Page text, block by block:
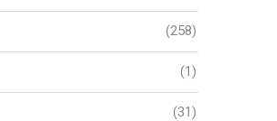
(258)
(1)
(31)